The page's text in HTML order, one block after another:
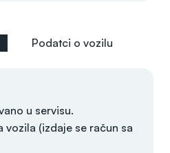
Podatci o vozilu
u servisu.
vozila (izdaje se račun sa